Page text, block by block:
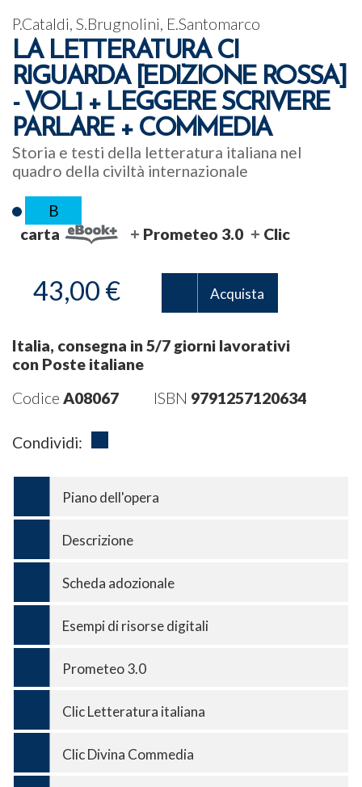
P.Cataldi, S.Brugnolini, E.Santomarco
LA LETTERATURA CI
RIGUARDA [EDIZIONE ROSSA]
- VOL.1 + LEGGERE SCRIVERE
PARLARE + COMMEDIA
Storia e testi della letteratura italiana nel
quadro della civiltà internazionale
B
carta
Prometeo 3.0 Clic
43,00 € Acquista
Italia, consegna in 5/7 giorni lavorativi
con Poste italiane
Codice A08067 ISBN 9791257120634
Condividi:
Piano dell'opera
Descrizione
Scheda adozionale
Esempi di risorse digitali
Prometeo 3.0
Clic Letteratura italiana
Clic Divina Commedia